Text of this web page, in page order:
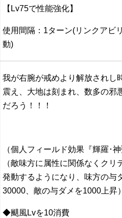
【Lv75で性能強化】
使用間隔：1ターン(リンクアビ
動)
我が右腕が戒めより解放され
震え、大地は刻まれ、数多の邪
だろう！！！
（個人フィールド効果『輝羅･神
（敵味方に属性に関係なくクリ
発動するようになり、味方の与
30000、敵の与ダメを1000上昇
◆颶風Lvを10消費